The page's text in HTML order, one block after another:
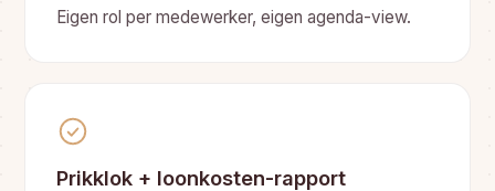
Eigen rol per medewerker, eigen agenda-view.
Prikklok + loonkosten-rapport